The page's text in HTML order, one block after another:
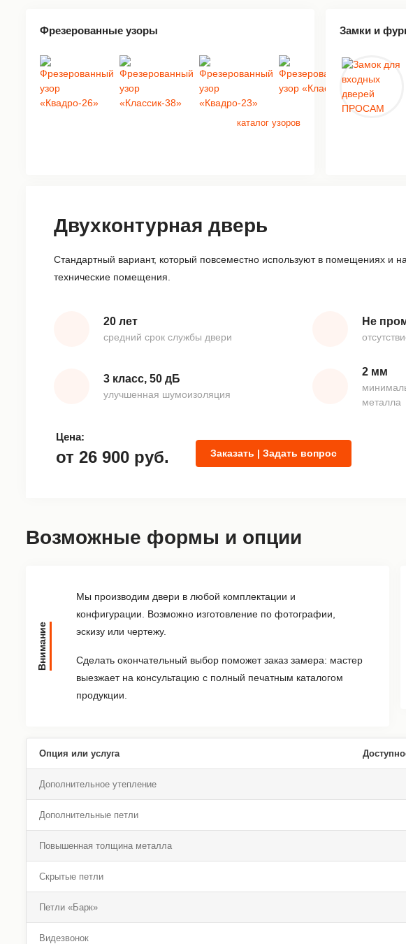
Фрезерованные узоры
каталог узоров
Замки и
Двухконтурная дверь
Стандартный вариант, который повсеместно используют в помещениях и
технические помещения.
20 лет
средний срок службы двери
Не
3 класс, 50 дБ
улучшенная шумоизоляция
2 мм
металла
Цена:
от 26 900 руб. Заказать | Задать вопрос
Возможные формы и опции
Внимание
Мы производим двери в любой комплектации и
конфигурации. Возможно изготовление по фотографии,
эскизу или чертежу.
Сделать окончательный выбор поможет заказ замера: мастер
выезжает на консультацию с полный печатным каталогом
продукции.
Опция или услуга
Дополнительное утепление
Дополнительные петли
Повышенная толщина металла
Скрытые петли
Петли «Барк»
Видезвонок